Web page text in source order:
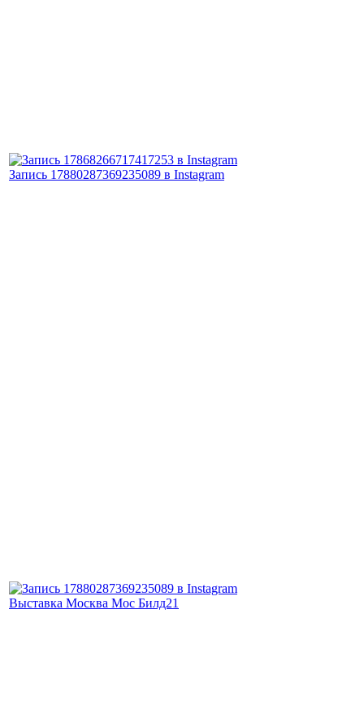
Запись 17880287369235089 в Instagram
Выставка Москва Мос Билд21